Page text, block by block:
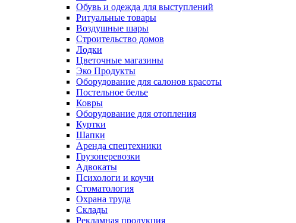
Обувь и одежда для выступлений
Ритуальные товары
Воздушные шары
Строительство домов
Лодки
Цветочные магазины
Эко Продукты
Оборудование для салонов красоты
Постельное белье
Ковры
Оборудование для отопления
Куртки
Шапки
Аренда спецтехники
Грузоперевозки
Адвокаты
Психологи и коучи
Стоматология
Охрана труда
Склады
Рекламная продукция